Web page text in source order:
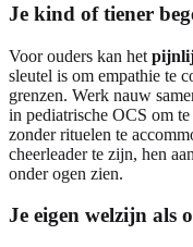
Je kind of tiener
Voor ouders kan het
sleutel is om empathie te
grenzen. Werk nauw
in pediatrische OCS om
zonder rituelen te
cheerleader te zijn, hen
onder ogen zien.
Je eigen welzijn als